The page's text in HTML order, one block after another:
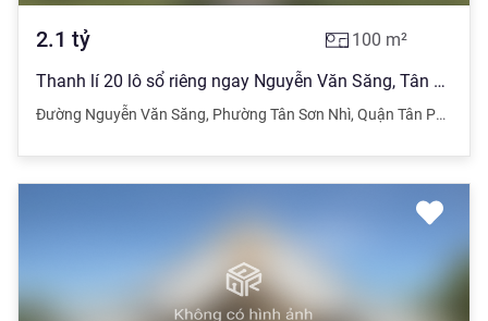
2.1 tỷ 100 m²
Thanh lí 20 lô sổ riêng ngay Nguyễn Văn Săng, Tân Phú. Giá: 2.1 tỷ, gần chợ Bà Quẹo,
Đường Nguyễn Văn Săng, Phường Tân Sơn Nhì, Quận Tân Phú